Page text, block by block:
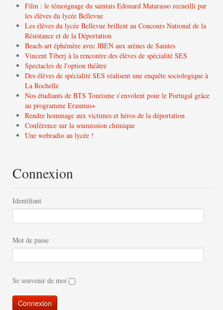
Film : le témoignage du saintais Edouard Matarasso recueilli par
les élèves du lycée Bellevue
Les élèves du lycée Bellevue brillent au Concours National de la
Résistance et de la Déportation
Beach-art éphémère avec JBEN aux arènes de Saintes
Vincent Tiberj à la rencontre des élèves de spécialité SES
Spectacles de l'option théâtre
Des élèves de spécialité SES réalisent une enquête sociologique à
La Rochelle
Nos étudiants de BTS Tourisme s’envolent pour le Portugal grâce
au programme Erasmus+
Rendre hommage aux victimes et héros de la déportation
Conférence sur la soumission chimique
Une webradio au lycée !
Connexion
Identifiant
Mot de passe
Se souvenir de moi